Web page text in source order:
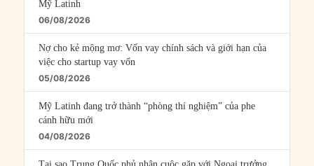
Mỹ Latinh
06/08/2026
Nợ cho kẻ mộng mơ: Vốn vay chính sách và giới hạn của
việc cho startup vay vốn
05/08/2026
Mỹ Latinh đang trở thành “phòng thí nghiệm” của phe
cánh hữu mới
04/08/2026